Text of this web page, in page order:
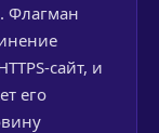
Флагман
сайт, и
его